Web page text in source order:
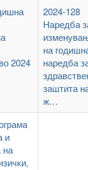
2024
2024-128
Наредба
на
наредба
заштита
ж…
и
на